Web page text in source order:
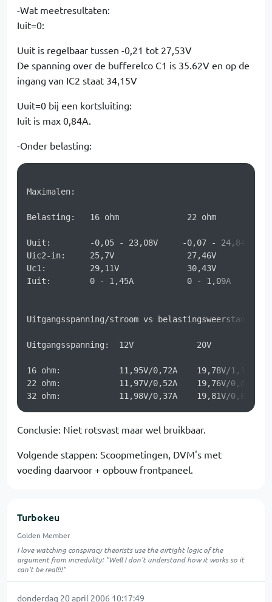
-Wat meetresultaten:
Iuit=0:
Uuit is regelbaar tussen -0,21 tot 27,53V
De spanning over de bufferelco C1 is 35.62V en op de
ingang van IC2 staat 34,15V
Uuit=0 bij een kortsluiting:
Iuit is max 0,84A.
-Onder belasting:
Maximalen:
Belasting:   16 ohm              22
Uuit:        -0,05 - 23,08V     -0,07 - 24,84V
Uic2-in:     25,7V               27,46V
Uc1:         29,11V              30,43V
Iuit:        0 - 1,45A           0 - 1,09A
Uitgangsspanning/stroom vs belastingsweerstand:
Uitgangsspanning:  12V             20V
16 ohm:            11,95V/0,72A    19,78V/1,19A
22 ohm:            11,97V/0,52A    19,76V/0,86A
Conclusie: Niet rotsvast maar wel bruikbaar.
Volgende stappen: Scoopmetingen, DVM's met
voeding daarvoor + opbouw frontpaneel.
Turbokeu
Golden Member
I love watching conspiracy theorists use the airtight logic of the
argument from incredulity: "Well I don't understand how it works so it
can't be real!!!"
donderdag 20 april 2006 10:17:49